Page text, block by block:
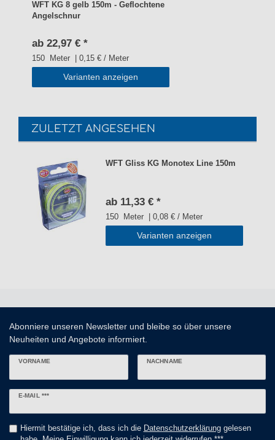
WFT KG 8 gelb 150m - Geflochtene
Angelschnur
ab 22,97 € *
150 Meter | 0,15 € / Meter
Varianten anzeigen
ZULETZT ANGESEHEN
WFT Gliss KG Monotex Line 150m
ab 11,33 € *
150 Meter | 0,08 € / Meter
Varianten anzeigen
Abonniere unseren Newsletter und bleibe so über unsere
Neuheiten und Angebote informiert.
VORNAME NACHNAME
E-MAIL ***
Newsletter
Hiermit bestätige ich, dass ich die Daten­schutz­erklärunggelesen